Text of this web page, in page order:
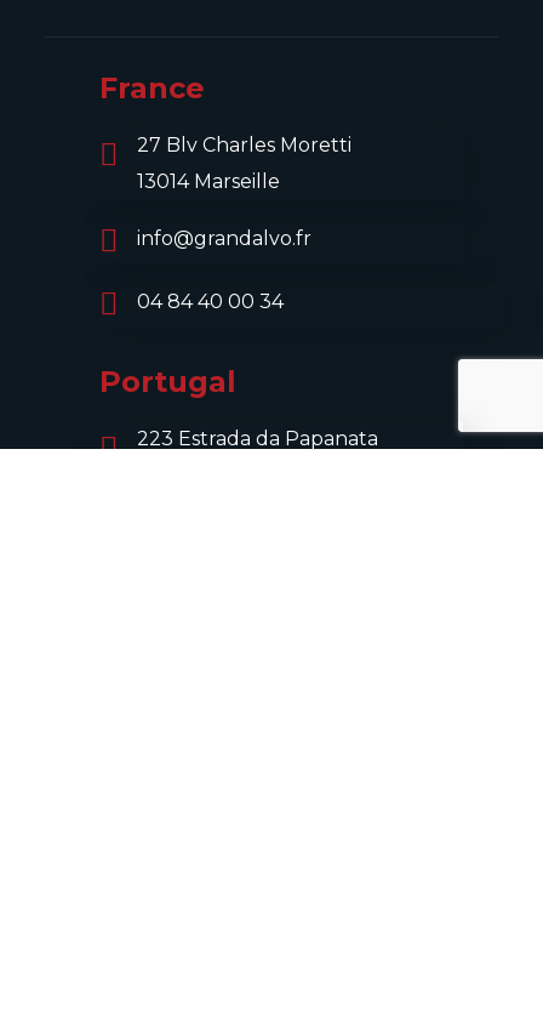
France
27 Blv Charles Moretti
13014 Marseille
info@grandalvo.fr
04 84 40 00 34
Portugal
223 Estrada da Papanata